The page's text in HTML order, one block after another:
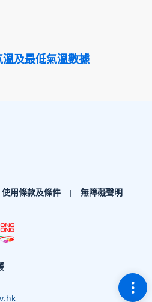
及最低氣溫數據
切
使用條款及條件 無障礙聲明